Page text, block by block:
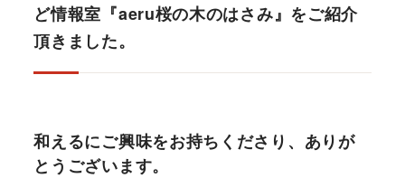
ど情報室『aeru桜の木のはさみ』をご紹介
頂きました。
和えるにご興味をお持ちくださり、ありが
とうございます。